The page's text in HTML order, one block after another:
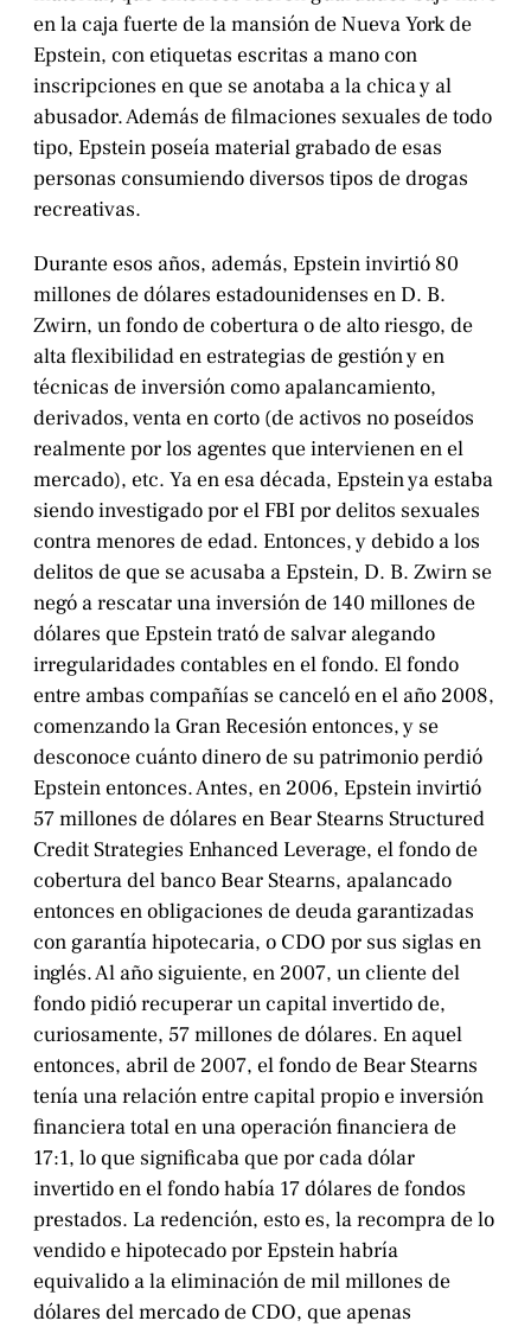
en la caja fuerte de la mansión de Nueva York de
Epstein, con etiquetas escritas a mano con
inscripciones en que se anotaba a la chica y al
abusador. Además de filmaciones sexuales de todo
tipo, Epstein poseía material grabado de esas
personas consumiendo diversos tipos de drogas
recreativas.
Durante esos años, además, Epstein invirtió 80
millones de dólares estadounidenses en D. B.
Zwirn, un fondo de cobertura o de alto riesgo, de
alta flexibilidad en estrategias de gestión y en
técnicas de inversión como apalancamiento,
derivados, venta en corto (de activos no poseídos
realmente por los agentes que intervienen en el
mercado), etc. Ya en esa década, Epstein ya estaba
siendo investigado por el FBI por delitos sexuales
contra menores de edad. Entonces, y debido a los
delitos de que se acusaba a Epstein, D. B. Zwirn se
negó a rescatar una inversión de 140 millones de
dólares que Epstein trató de salvar alegando
irregularidades contables en el fondo. El fondo
entre ambas compañías se canceló en el año 2008,
comenzando la Gran Recesión entonces, y se
desconoce cuánto dinero de su patrimonio perdió
Epstein entonces. Antes, en 2006, Epstein invirtió
57 millones de dólares en Bear Stearns Structured
Credit Strategies Enhanced Leverage, el fondo de
cobertura del banco Bear Stearns, apalancado
entonces en obligaciones de deuda garantizadas
con garantía hipotecaria, o CDO por sus siglas en
inglés. Al año siguiente, en 2007, un cliente del
fondo pidió recuperar un capital invertido de,
curiosamente, 57 millones de dólares. En aquel
entonces, abril de 2007, el fondo de Bear Stearns
tenía una relación entre capital propio e inversión
financiera total en una operación financiera de
17:1, lo que significaba que por cada dólar
invertido en el fondo había 17 dólares de fondos
prestados. La redención, esto es, la recompra de lo
vendido e hipotecado por Epstein habría
equivalido a la eliminación de mil millones de
dólares del mercado de CDO, que apenas